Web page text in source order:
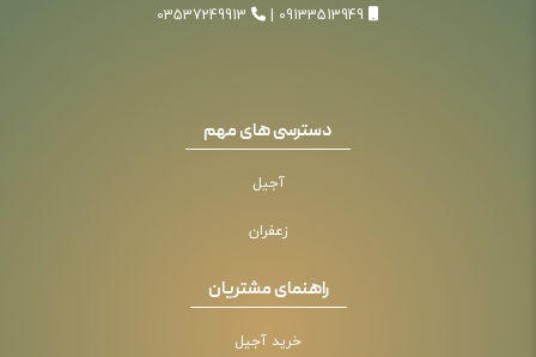
09133513949
03537249913
دسترسی های مهم
آجیل
زعفران
راهنمای مشتریان
خرید آجیل